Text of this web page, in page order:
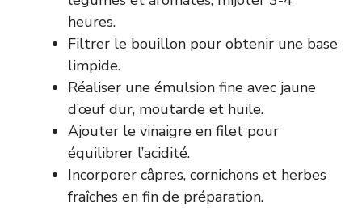
heures.
Filtrer le bouillon pour obtenir une base
limpide.
Réaliser une émulsion fine avec jaune
d’œuf dur, moutarde et huile.
Ajouter le vinaigre en filet pour
équilibrer l’acidité.
Incorporer câpres, cornichons et herbes
fraîches en fin de préparation.